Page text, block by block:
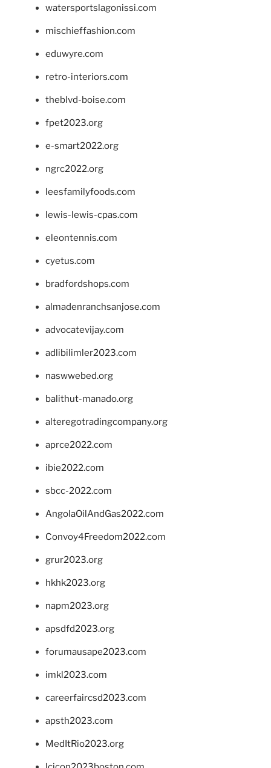
watersportslagonissi.com
mischieffashion.com
eduwyre.com
retro-interiors.com
theblvd-boise.com
fpet2023.org
e-smart2022.org
ngrc2022.org
leesfamilyfoods.com
lewis-lewis-cpas.com
eleontennis.com
cyetus.com
bradfordshops.com
almadenranchsanjose.com
advocatevijay.com
adlibilimler2023.com
naswwebed.org
balithut-manado.org
alteregotradingcompany.org
aprce2022.com
ibie2022.com
sbcc-2022.com
AngolaOilAndGas2022.com
Convoy4Freedom2022.com
grur2023.org
hkhk2023.org
napm2023.org
apsdfd2023.org
forumausape2023.com
imkl2023.com
careerfaircsd2023.com
apsth2023.com
MedItRio2023.org